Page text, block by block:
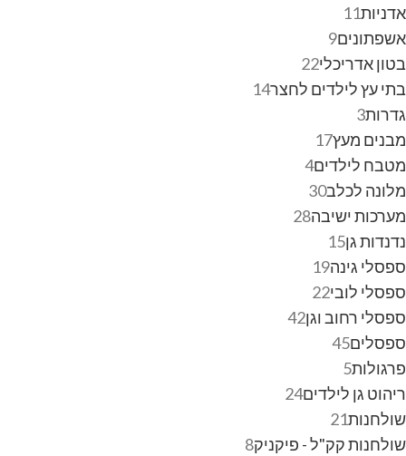
אדניות11
אשפתונים9
בטון אדריכלי22
בתי עץ לילדים לחצר14
גדרות3
מבנים מעץ17
מטבח לילדים4
מלונה לכלב30
מערכות ישיבה28
נדנדות גן15
ספסלי גינה19
ספסלי לובי22
ספסלי רחוב וגן42
ספסלים45
פרגולות5
ריהוט גן לילדים24
שולחנות21
שולחנות קק"ל - פיקניק8